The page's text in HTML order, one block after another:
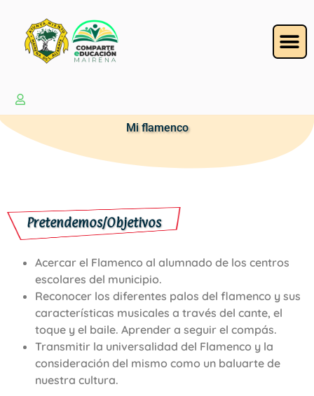
Mi flamenco
Pretendemos/Objetivos
Acercar el Flamenco al alumnado de los centros
escolares del municipio.
Reconocer los diferentes palos del flamenco y sus
características musicales a través del cante, el
toque y el baile. Aprender a seguir el compás.
Transmitir la universalidad del Flamenco y la
consideración del mismo como un baluarte de
nuestra cultura.